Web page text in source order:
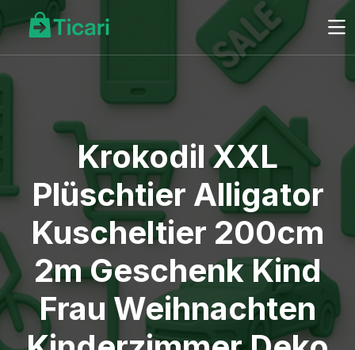
Krokodil XXL
Plüschtier Alligator
Kuscheltier 200cm
2m Geschenk Kind
Frau Weihnachten